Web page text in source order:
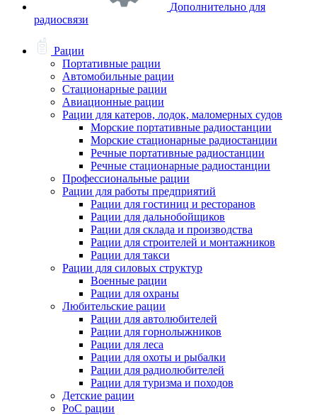
Дополнительно для
радиосвязи
Рации
Портативные рации
Автомобильные рации
Стационарные рации
Авиационные рации
Рации для катеров, лодок, маломерных судов
Морские портативные радиостанции
Морские стационарные радиостанции
Речные портативные радиостанции
Речные стационарные радиостанции
Профессиональные рации
Рации для работы предприятий
Рации для гостиниц и ресторанов
Рации для дальнобойщиков
Рации для склада и производства
Рации для строителей и монтажников
Рации для такси
Рации для силовых структур
Военные рации
Рации для охраны
Любительские рации
Рации для автолюбителей
Рации для горнолыжников
Рации для леса
Рации для охоты и рыбалки
Рации для радиолюбителей
Рации для туризма и походов
Детские рации
PoC рации